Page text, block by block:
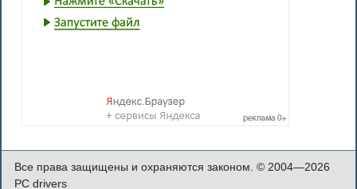
Все права защищены и охраняются законом. © 2004—2026
PC drivers